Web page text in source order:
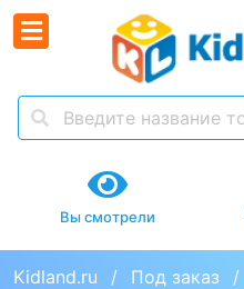
Вы смотрели
Kidland.ru Под заказ